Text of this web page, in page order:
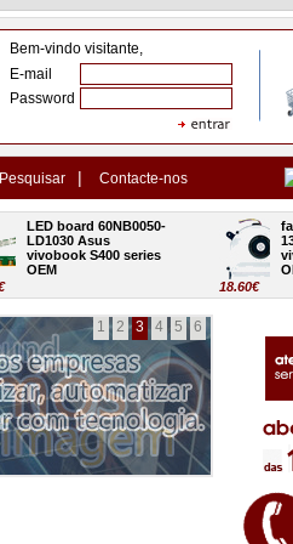
Bem-vindo visitante,
E-mail
Password
Pesquisar | Contacte-nos
LED board 60NB0050-
LD1030 Asus
vivobook S400 series
OEM
18.60€
fan
OEM
1 2 3 4 5 6